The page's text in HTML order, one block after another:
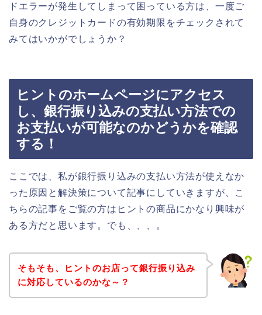
ドエラーが発生してしまって困っている方は、一度ご
自身のクレジットカードの有効期限をチェックされて
みてはいかがでしょうか？
ヒントのホームページにアクセス
し、銀行振り込みの支払い方法での
お支払いが可能なのかどうかを確認
する！
ここでは、私が銀行振り込みの支払い方法が使えなか
った原因と解決策について記事にしていきますが、こ
ちらの記事をご覧の方はヒントの商品にかなり興味が
ある方だと思います。でも、、、。
そもそも、ヒントのお店って銀行振り込み
に対応しているのかな～？